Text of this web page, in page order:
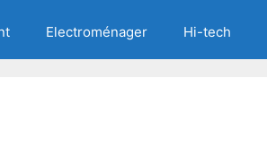
Electroménager Hi-tech